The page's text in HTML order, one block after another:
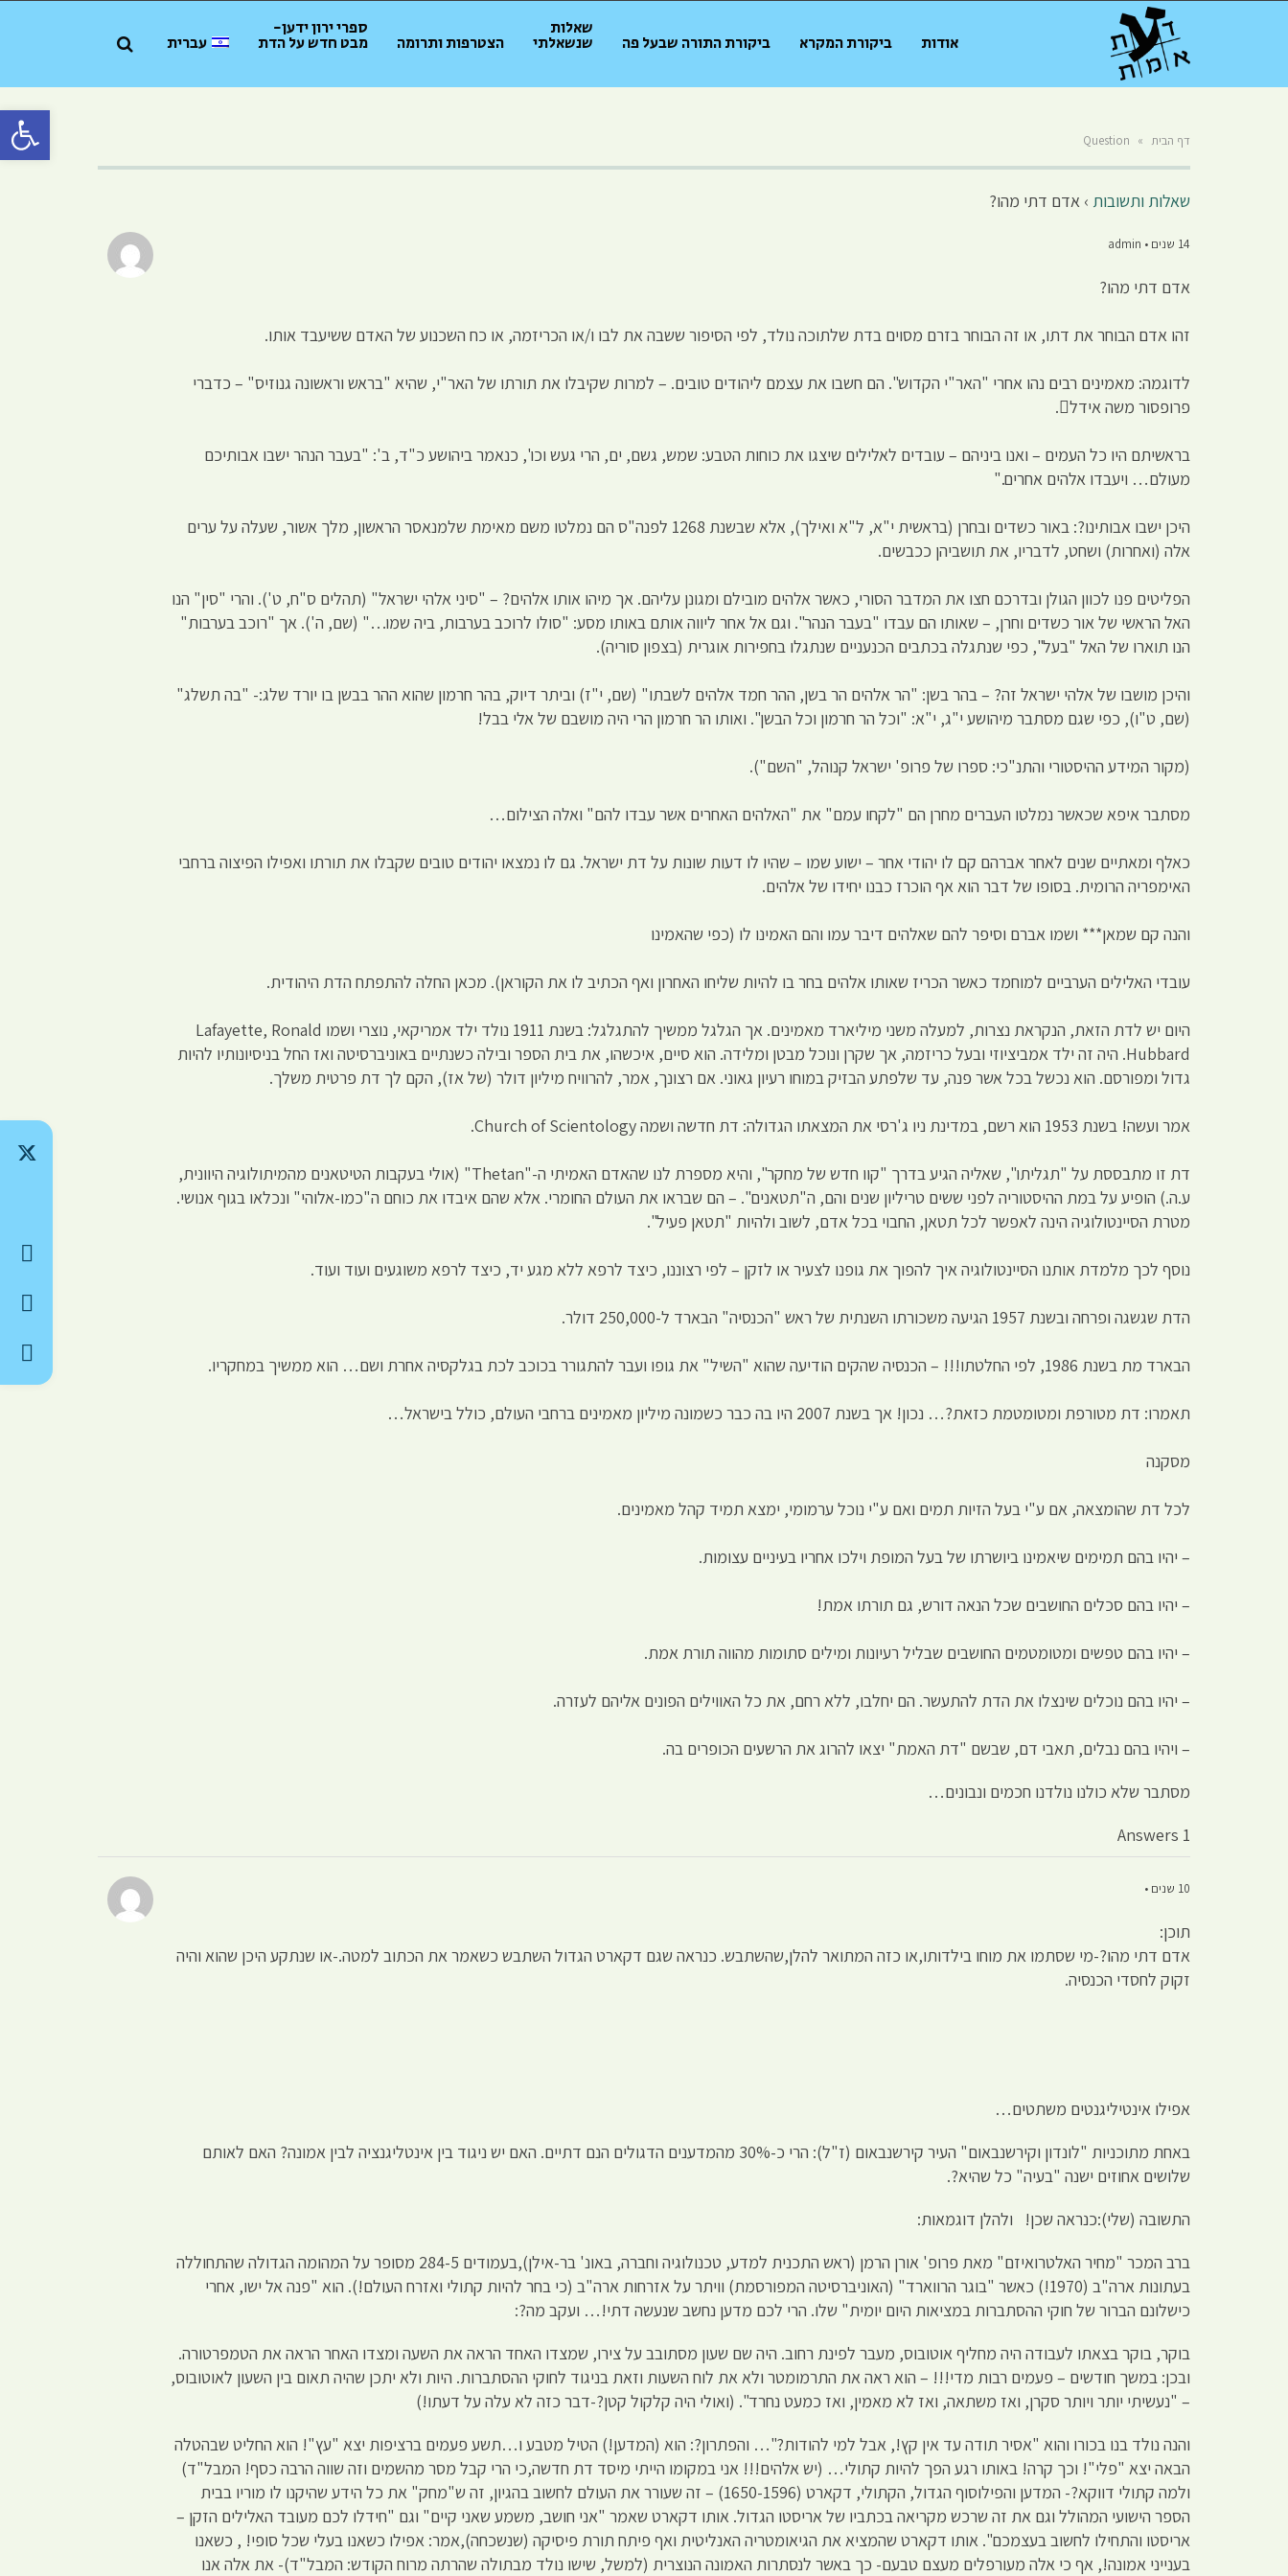
פתח
אודות ביקורת המקרא ביקורת התורה שבעל פה
שאלות
שנשאלתי הצטרפות ותרומה
ספרי ירון ידען-
מבט חדש על הדת עברית
דף הבית »
Question
שאלות ותשובות › אדם דתי מהו?
14 שנים • admin
אדם דתי מהו?
זהו אדם הבוחר את דתו, או זה הבוחר בזרם מסוים בדת שלתוכה נולד, לפי הסיפור ששבה את לבו ו/או הכריזמה, או כח השכנוע של האדם ששיעבד אותו.
לדוגמה: מאמינים רבים נהו אחרי "האר"י הקדוש". הם חשבו את עצמם ליהודים טובים. – למרות שקיבלו את תורתו של האר"י, שהיא "בראש וראשונה גנוזיס" – כדברי
פרופסור משה אידל.
בראשיתם היו כל העמים – ואנו ביניהם – עובדים לאלילים שיצגו את כוחות הטבע: שמש, גשם, ים, הרי געש וכו', כנאמר ביהושע כ"ד, ב': "בעבר הנהר ישבו אבותיכם
מעולם… ויעבדו אלהים אחרים."
היכן ישבו אבותינו?: באור כשדים ובחרן (בראשית י"א, ל"א ואילך), אלא שבשנת 1268 לפנה"ס הם נמלטו משם מאימת שלמנאסר הראשון, מלך אשור, שעלה על ערים
אלה (ואחרות) ושחט, לדבריו, את תושביהן ככבשים.
הפליטים פנו לכוון הגולן ובדרכם חצו את המדבר הסורי, כאשר אלהים מובילם ומגונן עליהם. אך מיהו אותו אלהים? – "סיני אלהי ישראל" (תהלים ס"ח, ט'). והרי "סין" הנו
האל הראשי של אור כשדים וחרן, – שאותו הם עבדו "בעבר הנהר". וגם אל אחר ליווה אותם באותו מסע: "סולו לרוכב בערבות, ביה שמו…" (שם, ה'). אך "רוכב בערבות"
הנו תוארו של האל "בעל", כפי שנתגלה בכתבים הכנעניים שנתגלו בחפירות אוגרית (בצפון סוריה).
והיכן מושבו של אלהי ישראל זה? – בהר בשן: "הר אלהים הר בשן, ההר חמד אלהים לשבתו" (שם, י"ז) וביתר דיוק, בהר חרמון שהוא ההר בבשן בו יורד שלג:- "בה תשלג"
(שם, ט"ו), כפי שגם מסתבר מיהושע י"ג, י"א: "וכל הר חרמון וכל הבשן". ואותו הר חרמון הרי היה מושבם של אלי בבל!
(מקור המידע ההיסטורי והתנ"כי: ספרו של פרופ' ישראל קנוהל, "השם").
מסתבר איפא שכאשר נמלטו העברים מחרן הם "לקחו עמם" את "האלהים האחרים אשר עבדו להם" ואלה הצילום…
כאלף ומאתיים שנים לאחר אברהם קם לו יהודי אחר – ישוע שמו – שהיו לו דעות שונות על דת ישראל. גם לו נמצאו יהודים טובים שקבלו את תורתו ואפילו הפיצוה ברחבי
האימפריה הרומית. בסופו של דבר הוא אף הוכרז כבנו יחידו של אלהים.
והנה קם שמאן*** ושמו אברם וסיפר להם שאלהים דיבר עמו והם האמינו לו (כפי שהאמינו
עובדי האלילים הערביים למוחמד כאשר הכריז שאותו אלהים בחר בו להיות שליחו האחרון ואף הכתיב לו את הקוראן). מכאן החלה להתפתח הדת היהודית.
היום יש לדת הזאת, הנקראת נצרות, למעלה משני מיליארד מאמינים. אך הגלגל ממשיך להתגלגל: בשנת 1911 נולד ילד אמריקאי, נוצרי ושמו Lafayette, Ronald
Hubbard. היה זה ילד אמביציוזי ובעל כריזמה, אך שקרן ונוכל מבטן ומלידה. הוא סיים, איכשהו, את בית הספר ובילה כשנתיים באוניברסיטה ואז החל בניסיונותיו להיות
גדול ומפורסם. הוא נכשל בכל אשר פנה, עד שלפתע הבזיק במוחו רעיון גאוני. אם רצונך, אמר, להרוויח מיליון דולר (של אז), הקם לך דת פרטית משלך.
אמר ועשה! בשנת 1953 הוא רשם, במדינת ניו ג'רסי את המצאתו הגדולה: דת חדשה ושמה Church of Scientology.
דת זו מתבססת על "תגליתו", שאליה הגיע בדרך "קוו חדש של מחקר", והיא מספרת לנו שהאדם האמיתי ה-"Thetan" (אולי בעקבות הטיטאנים מהמיתולוגיה היוונית,
ע.ה.) הופיע על במת ההיסטוריה לפני ששים טריליון שנים והם, ה"תטאנים". – הם שבראו את העולם החומרי. אלא שהם איבדו את כוחם ה"כמו-אלוהי" ונכלאו בגוף אנושי.
מטרת הסיינטולוגיה הינה לאפשר לכל תטאן, החבוי בכל אדם, לשוב ולהיות "תטאן פעיל".
נוסף לכך מלמדת אותנו הסיינטולוגיה איך להפוך את גופנו לצעיר או לזקן – לפי רצוננו, כיצד לרפא ללא מגע יד, כיצד לרפא משוגעים ועוד ועוד.
הדת שגשגה ופרחה ובשנת 1957 הגיעה משכורתו השנתית של ראש "הכנסיה" הבארד ל-250,000 דולר.
הבארד מת בשנת 1986, לפי החלטתו!!! – הכנסיה שהקים הודיעה שהוא "השיל" את גופו ועבר להתגורר בכוכב לכת בגלקסיה אחרת ושם… הוא ממשיך במחקריו.
תאמרו: דת מטורפת ומטומטמת כזאת?… נכון! אך בשנת 2007 היו בה כבר כשמונה מיליון מאמינים ברחבי העולם, כולל בישראל…
מסקנה
לכל דת שהומצאה, אם ע"י בעל הזיות תמים ואם ע"י נוכל ערמומי, ימצא תמיד קהל מאמינים.
– יהיו בהם תמימים שיאמינו ביושרתו של בעל המופת וילכו אחריו בעיניים עצומות.
– יהיו בהם סכלים החושבים שכל הנאה דורש, גם תורתו אמת!
– יהיו בהם טפשים ומטומטמים החושבים שבליל רעיונות ומילים סתומות מהווה תורת אמת.
– יהיו בהם נוכלים שינצלו את הדת להתעשר. הם יחלבו, ללא רחם, את כל האווילים הפונים אליהם לעזרה.
– ויהיו בהם נבלים, תאבי דם, שבשם "דת האמת" יצאו להרוג את הרשעים הכופרים בה.
מסתבר שלא כולנו נולדנו חכמים ונבונים…
1 Answers
10 שנים •
תוכן:
אדם דתי מהו?-מי שסתמו את מוחו בילדותו,או כזה המתואר להלן,שהשתבש. כנראה שגם דקארט הגדול השתבש כשאמר את הכתוב למטה.-או שנתקע היכן שהוא והיה
זקוק לחסדי הכנסיה.
אפילו אינטיליגנטים משתטים…
באחת מתוכניות "לונדון וקירשנבאום" העיר קירשנבאום (ז"ל): הרי כ-30% מהמדענים הדגולים הנם דתיים. האם יש ניגוד בין אינטליגנציה לבין אמונה? האם לאותם
שלושים אחוזים ישנה "בעיה" כל שהיא?.
התשובה (שלי):כנראה שכן! ולהלן דוגמאות:
ברב המכר "מחיר האלטרואיזם" מאת פרופ' אורן הרמן (ראש התכנית למדע, טכנולוגיה וחברה, באונ' בר-אילן),בעמודים 284-5 מסופר על המהומה הגדולה שהתחוללה
בעתונות ארה"ב (1970!) כאשר "בוגר הרווארד" (האוניברסיטה המפורסמת) וויתר על אזרחות ארה"ב (כי בחר להיות קתולי ואזרח העולם!). הוא "פנה אל ישו, אחרי
כישלונם הברור של חוקי ההסתברות במציאות היום יומית" שלו. הרי לכם מדען נחשב שנעשה דתי!… ועקב מה?:
בוקר, בוקר בצאתו לעבודה היה מחליף אוטובוס, מעבר לפינת רחוב. היה שם שעון מסתובב על צירו, שמצדו האחד הראה את השעה ומצדו האחר הראה את הטמפרטורה.
ובכן: במשך חודשים – פעמים רבות מדי!!! – הוא ראה את התרמומטר ולא את לוח השעות וזאת בניגוד לחוקי ההסתברות. היות ולא יתכן שהיה תאום בין השעון לאוטובוס,
– "נעשיתי יותר ויותר סקרן, ואז משתאה, ואז לא מאמין, ואז כמעט נחרד". (ואולי היה קלקול קטן?-דבר כזה לא עלה על דעתו!)
והנה נולד בנו בכורו והוא "אסיר תודה עד אין קץ!, אבל למי להודות?"… והפתרון?: הוא (המדען!) הטיל מטבע ו…תשע פעמים ברציפות יצא "עץ"! הוא החליט שבהטלה
הבאה יצא "פלי"! וכך קרה! באותו רגע הפך להיות קתולי… (יש אלהים!!! אני במקומו הייתי מיסד דת חדשה,כי הרי קבל מסר מהשמים וזה שווה הרבה כסף! המבל"ד)
ולמה קתולי דווקא?- המדען והפילוסוף הגדול, הקתולי, דקארט (1650-1596) – זה שעורר את העולם לחשוב בהגיון, זה ש"מחק" את כל הידע שהיקנו לו מוריו בבית
הספר הישועי המהולל וגם את זה שרכש מקריאה בכתביו של אריסטו הגדול. אותו דקארט שאמר "אני חושב, משמע שאני קיים" וגם "חידלו לכם מעובד האלילים הזקן –
אריסטו והתחילו לחשוב בעצמכם". אותו דקארט שהמציא את הגיאומטריה האנליטית ואף פיתח תורת פיסיקה (שנשכחה),אמר: אפילו כשאנו בעלי שכל סופי! , כשאנו
בענייני אמונה!, אף כי אלה מעורפלים מעצם טבעם- כך באשר לנסתרות האמונה הנוצרית (למשל, שישו נולד מבתולה שהרתה מרוח הקודש: המבל"ד)- את אלה אנו